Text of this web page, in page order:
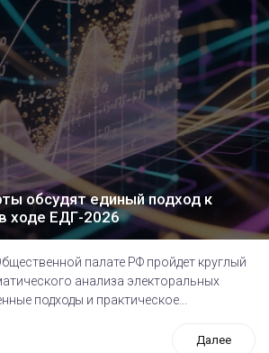
обсудят единый подход к
ходе ЕДГ-2026
палате РФ пройдет круглый
анализа электоральных
подходы и практическое...
Далее